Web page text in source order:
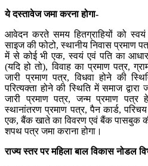
ये दस्तावेज जमा करना होगा-
आवेदन करते समय हितग्राहियों को स्वयं
साइज की फोटो, स्थानीय निवास प्रमाण
में से कोई भी एक, स्वयं एवं पति का आधार
(यदि हो तो), विवाह का प्रमाण पत्र,
जारी प्रमाण पत्र, विधवा होने की
परित्यक्ता होने की स्थिति में समाज द्वारा
जारी प्रमाण पत्र, जन्म प्रमाण
स्थानांतरण प्रमाण पत्र, पैन कार्ड,
एक, बैंक खाते का विवरण एवं बैंक पासबुक
शपथ पत्र जमा कराना होगा।
राज्य स्तर पर महिला बाल विकास नोडल